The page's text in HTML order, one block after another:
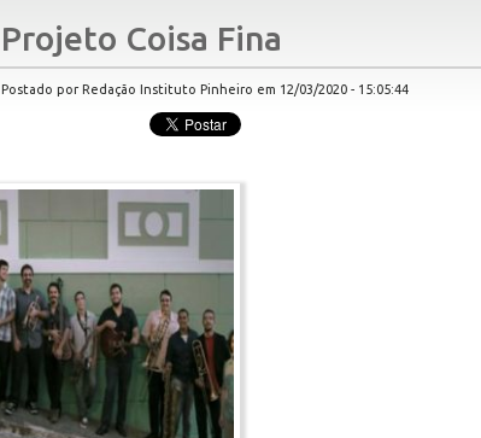
Projeto Coisa Fina
Postado por Redação Instituto Pinheiro em 12/03/2020 - 15:05:44